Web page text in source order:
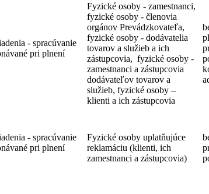
- spracúvanie
pri plnení
Fyzické osoby - zamestnanci,
fyzické osoby - členovia
orgánov Prevádzkovateľa,
fyzické osoby - dodávatelia
tovarov a služieb a ich
zástupcovia, fyzické osoby -
zamestnanci a zástupcovia
dodávateľov tovarov a
služieb, fyzické osoby –
klienti a ich zástupcovia
- spracúvanie
pri plnení
Fyzické osoby uplatňujúce
reklamáciu (klienti, ich
zamestnanci a zástupcovia)